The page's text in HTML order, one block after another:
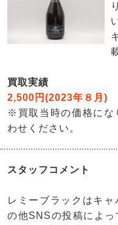
買取実績
2,500円(2023年８月)
※買取当時の価格にな
わせください。
スタッフコメント
レミーブラックはキ
の他SNSの投稿によ